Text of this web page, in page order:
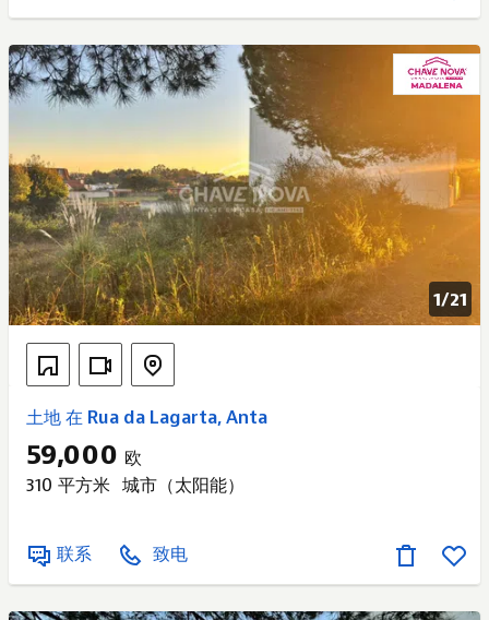
1/21
土地 在 Rua da Lagarta, Anta
59,000 欧
310 平方米 城市（太阳能）
联系 致电